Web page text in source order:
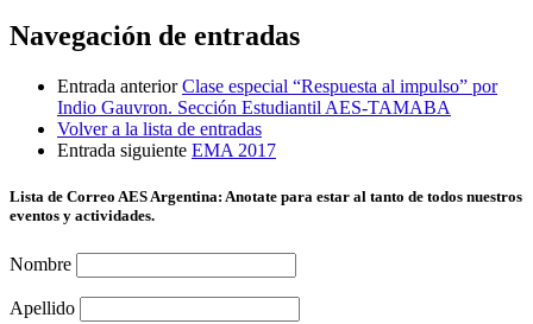
Navegación de entradas
Entrada anterior Clase especial “Respuesta al impulso” por
Indio Gauvron. Sección Estudiantil AES-TAMABA
Volver a la lista de entradas
Entrada siguiente EMA 2017
Lista de Correo AES Argentina: Anotate para estar al tanto de todos nuestros
eventos y actividades.
Nombre
Apellido